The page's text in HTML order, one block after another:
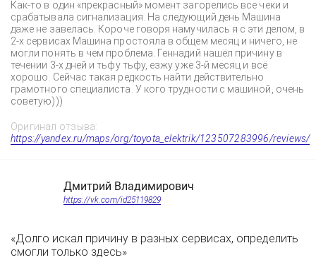
Как-то в один «прекрасный» момент загорелись все чеки и
срабатывала сигнализация. На следующий день Машина
даже не завелась. Короче говоря намучилась я с эти делом, в
2-х сервисах Машина простояла в общем месяц и ничего, не
могли понять в чем проблема. Геннадий нашёл причину в
течении 3-х дней и тьфу тьфу, езжу уже 3-й месяц и всё
хорошо. Сейчас такая редкость найти действительно
грамотного специалиста. У кого трудности с машиной, очень
советую)))
Оригинал отзыва:
https://yandex.ru/maps/org/toyota_elektrik/123507283996/reviews/
Дмитрий Владимирович
https://vk.com/id25119829
«Долго искал причину в разных сервисах, определить
смогли только здесь»